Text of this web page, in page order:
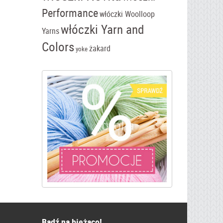
Performancewłóczki Woolloop
Yarnswłóczki Yarn and
Colorsyokeżakard